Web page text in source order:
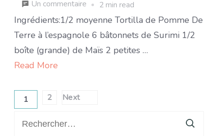
Un commentaire sur
Salade
à
base
2 min read
Ingrédients:1/2 moyenne Tortilla de Pomme De
Terre à l’espagnole 6 bâtonnets de Surimi 1/2
boîte (grande) de Maïs 2 petites …
Read More
Pagination
des
publications
Page
1 2 Next